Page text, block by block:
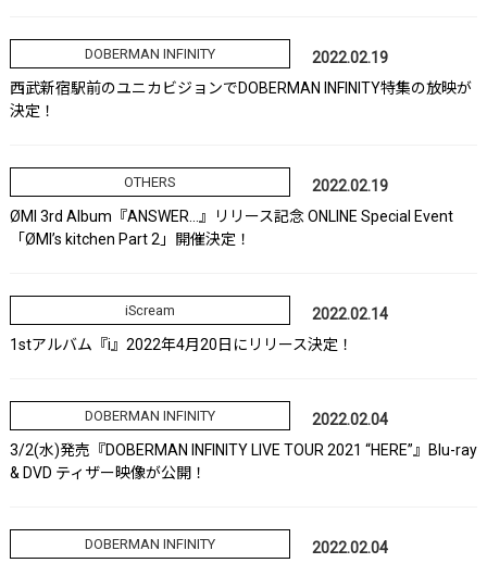
DOBERMAN INFINITY
2022.02.19
西武新宿駅前のユニカビジョンでDOBERMAN INFINITY特集の放映が
決定！
OTHERS
2022.02.19
ØMI 3rd Album『ANSWER…』リリース記念 ONLINE Special Event
「ØMI’s kitchen Part 2」開催決定！
iScream
2022.02.14
1stアルバム『i』2022年4月20日にリリース決定！
DOBERMAN INFINITY
2022.02.04
3/2(水)発売『DOBERMAN INFINITY LIVE TOUR 2021 “HERE”』Blu-ray
& DVD ティザー映像が公開！
DOBERMAN INFINITY
2022.02.04